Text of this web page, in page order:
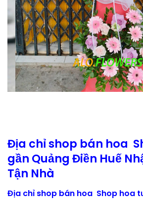
Địa chỉ shop bán hoa
gần Quảng Điền Huế
Tận Nhà
Địa chỉ shop bán hoa Shop hoa